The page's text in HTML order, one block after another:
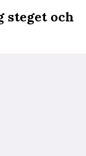
steget och